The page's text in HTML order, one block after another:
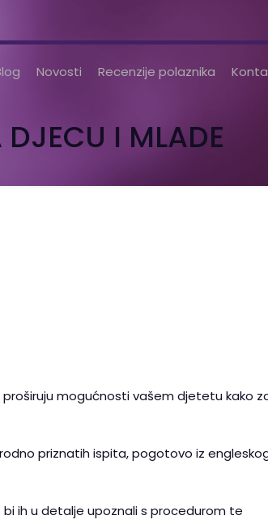
Novosti Recenzije polaznika
I MLADE
mogućnosti vašem djetetu kako
priznatih ispita, pogotovo iz
bi ih u detalje upoznali s procedurom te